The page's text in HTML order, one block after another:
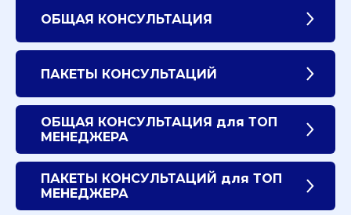
ОБЩАЯ КОНСУЛЬТАЦИЯ
ПАКЕТЫ КОНСУЛЬТАЦИЙ
ОБЩАЯ КОНСУЛЬТАЦИЯ для ТОП
МЕНЕДЖЕРА
ПАКЕТЫ КОНСУЛЬТАЦИЙ для ТОП
МЕНЕДЖЕРА